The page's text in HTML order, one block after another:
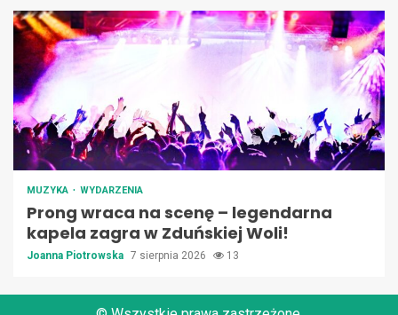
MUZYKA WYDARZENIA
Prong wraca na scenę – legendarna
kapela zagra w Zduńskiej Woli!
Joanna Piotrowska 7 sierpnia 2026 13